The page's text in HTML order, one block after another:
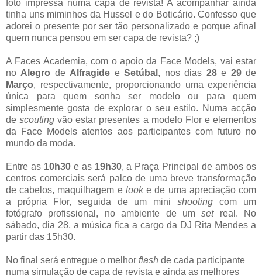
foto impressa numa capa de revista! A acompanhar ainda
tinha uns miminhos da Hussel e do Boticário. Confesso que
adorei o presente por ser tão personalizado e porque afinal
quem nunca pensou em ser capa de revista? ;)
A Faces Academia, com o apoio da Face Models, vai estar
no Alegro de Alfragide eSetúbal , nos dias 28e 29de
Março, respectivamente, proporcionando uma experiência
única para quem sonha ser modelo ou para quem
simplesmente gosta de explorar o seu estilo. Numa acção
descouting vão estar presentes a modelo Flor e elementos
da Face Models atentos aos participantes com futuro no
mundo da moda.
Entre as 10h30e as 19h30, a Praça Principal de ambos os
centros comerciais será palco de uma breve transformação
de cabelos, maquilhagem e looke de uma apreciação com
a própria Flor, seguida de um minishooting com um
fotógrafo profissional, no ambiente de umset real. No
sábado, dia 28, a música fica a cargo da DJ Rita Mendes a
partir das 15h30.
No final será entregue o melhor flash de cada participante
numa simulação de capa de revista e ainda as melhores